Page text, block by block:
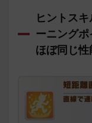
ヒントス
ーニング
ほぼ同じ性